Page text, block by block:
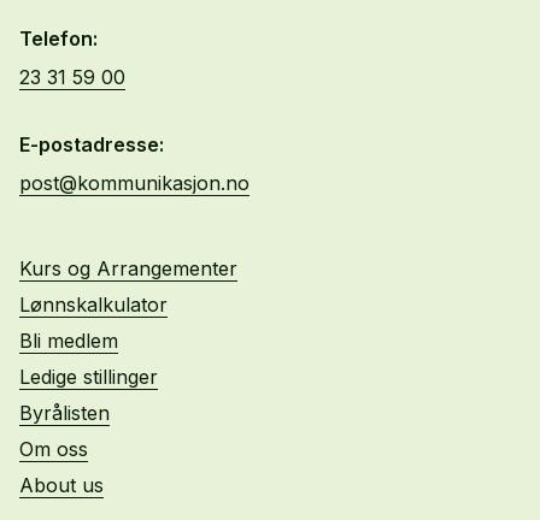
Telefon:
23 31 59 00
E-postadresse:
post@kommunikasjon.no
Kurs og Arrangementer
Lønnskalkulator
Bli medlem
Ledige stillinger
Byrålisten
Om oss
About us